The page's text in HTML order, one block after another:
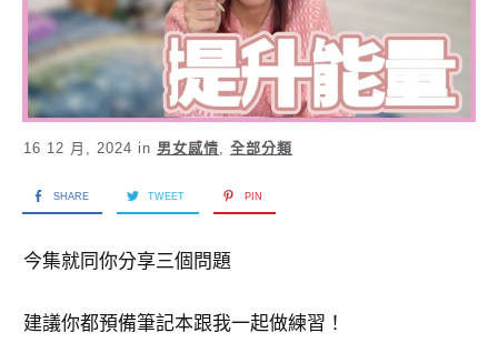
16 12 月, 2024 in 男女感情 全部分類
SHARE TWEET PIN
今集就同你分享三個問題
建議你都預備筆記本跟我一起做練習！